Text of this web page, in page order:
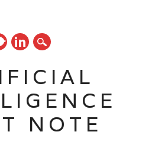
NOTE